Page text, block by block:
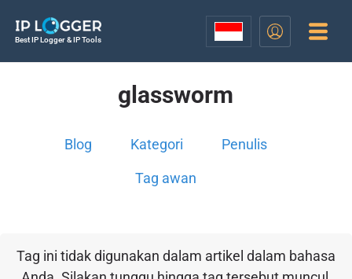
Best IP Logger & IP Tools
glassworm
Blog Kategori Penulis
Tag awan